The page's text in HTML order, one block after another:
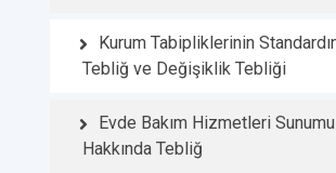
Kurum Tabipliklerinin
Tebliğ ve Değişiklik Tebliği
Evde Bakım Hizmetleri Sunumu
Hakkında Tebliğ